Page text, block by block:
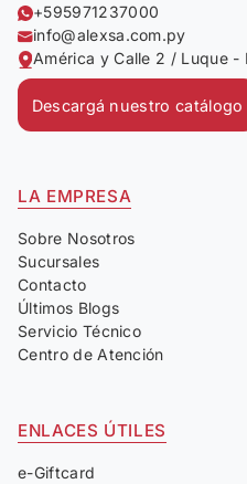
+595971237000
info@alexsa.com.py
América y Calle 2 / Luque -
Descargá nuestro catálogo
LA EMPRESA
Sobre Nosotros
Sucursales
Contacto
Últimos Blogs
Servicio Técnico
Centro de Atención
ENLACES ÚTILES
e-Giftcard